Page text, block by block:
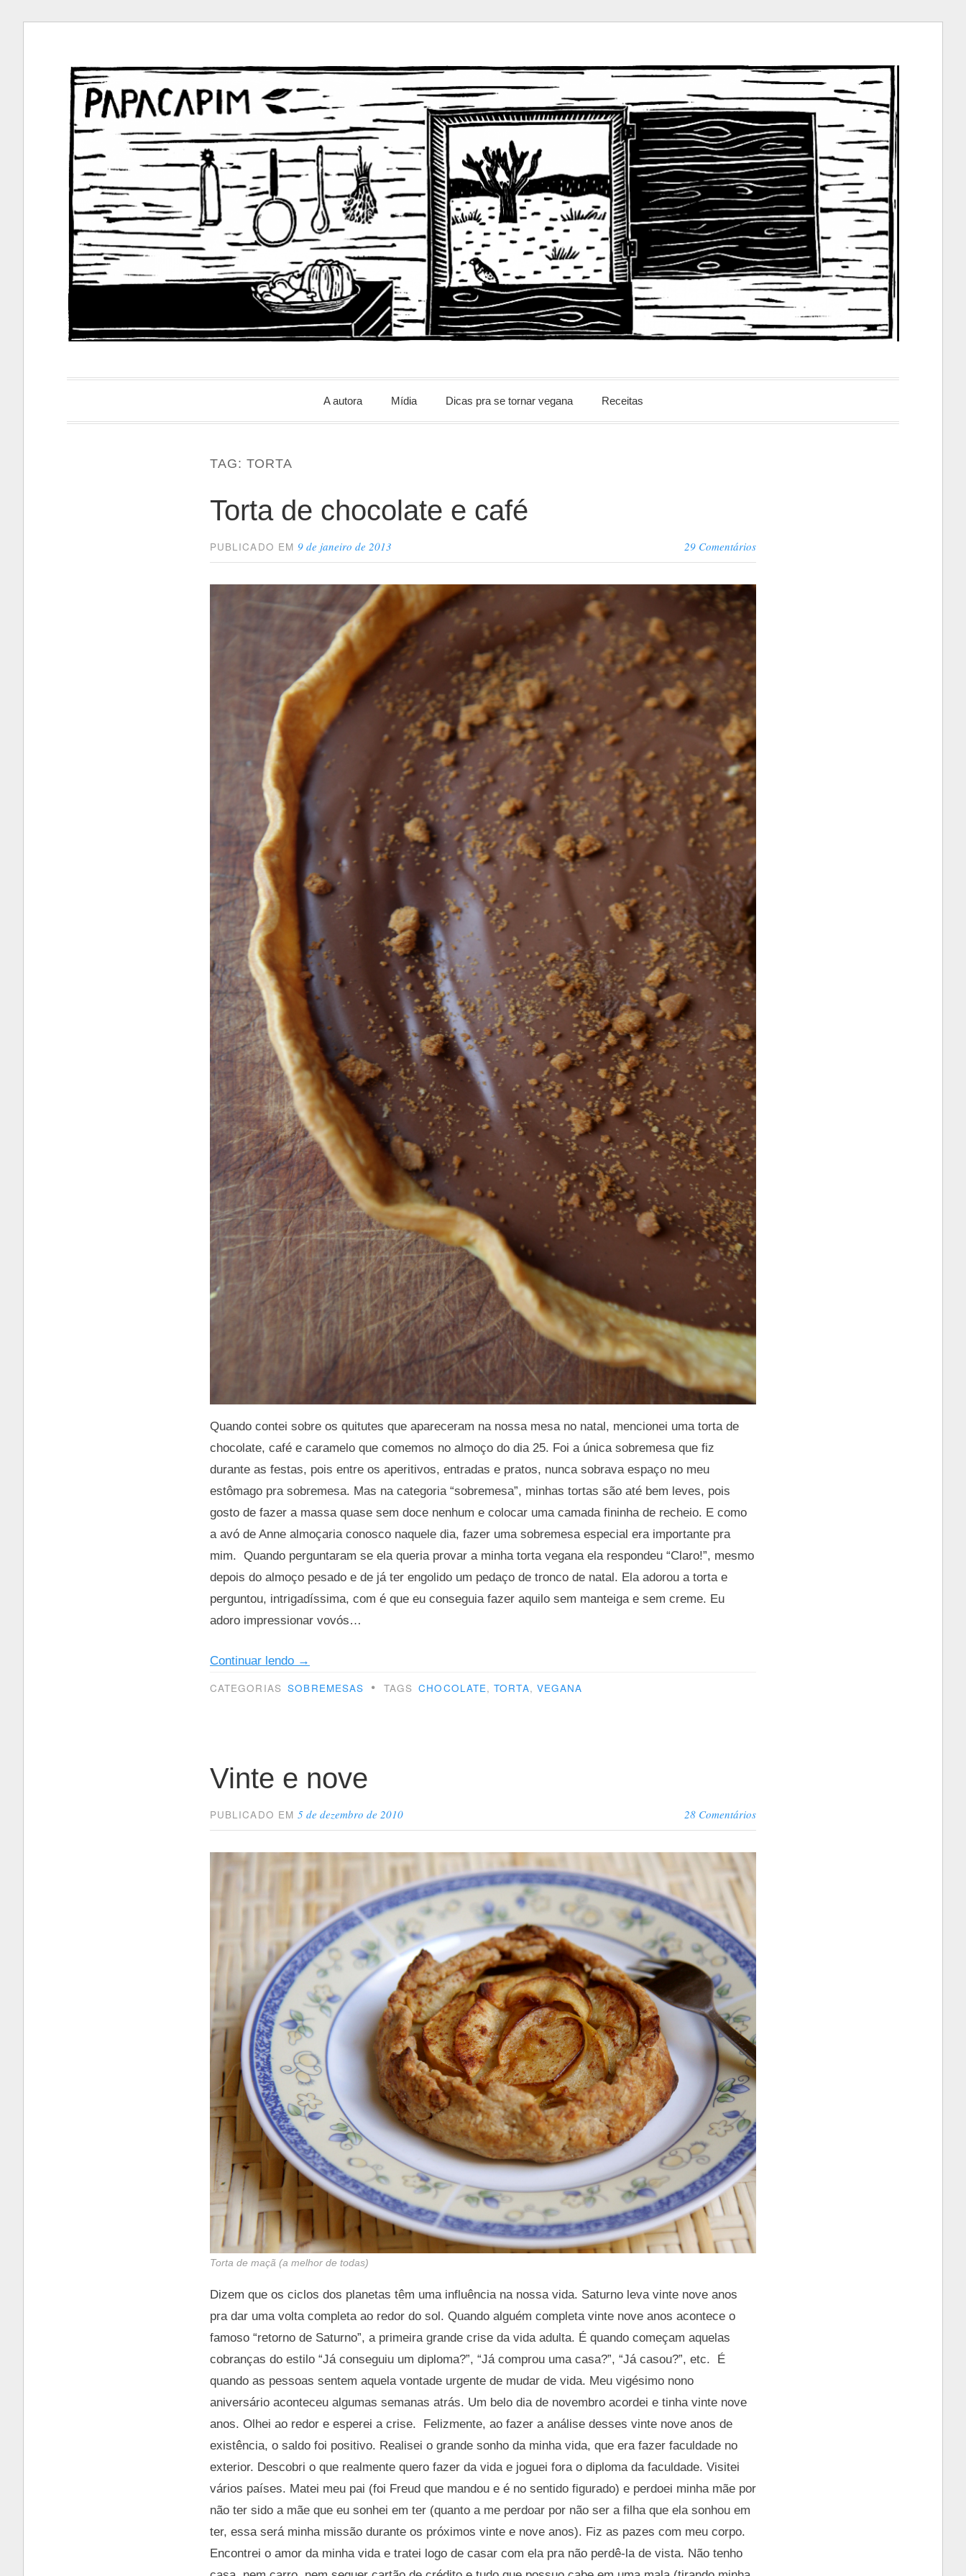
conteúdo
PapacapimA autora Mídia Dicas pra se tornar vegana Receitas
TAG: TORTA
Torta de chocolate e café
PUBLICADO EM9 de janeiro de 2013 29 Comentários
Quando contei sobre os quitutes que apareceram na nossa mesa no natal, mencionei uma torta de
chocolate, café e caramelo que comemos no almoço do dia 25. Foi a única sobremesa que fiz
durante as festas, pois entre os aperitivos, entradas e pratos, nunca sobrava espaço no meu
estômago pra sobremesa. Mas na categoria “sobremesa”, minhas tortas são até bem leves, pois
gosto de fazer a massa quase sem doce nenhum e colocar uma camada fininha de recheio. E como
a avó de Anne almoçaria conosco naquele dia, fazer uma sobremesa especial era importante pra
mim. Quando perguntaram se ela queria provar a minha torta vegana ela respondeu “Claro!”, mesmo
depois do almoço pesado e de já ter engolido um pedaço de tronco de natal. Ela adorou a torta e
perguntou, intrigadíssima, com é que eu conseguia fazer aquilo sem manteiga e sem creme. Eu
adoro impressionar vovós…
Continuar lendo “Torta
de
→
CATEGORIAS SOBREMESAS • TAGS CHOCOLATE,TORTA, VEGANA
Vinte e nove
PUBLICADO EM5 de dezembro de 2010 28 Comentários
Torta de maçã (a melhor de todas)
Dizem que os ciclos dos planetas têm uma influência na nossa vida. Saturno leva vinte nove anos
pra dar uma volta completa ao redor do sol. Quando alguém completa vinte nove anos acontece o
famoso “retorno de Saturno”, a primeira grande crise da vida adulta. É quando começam aquelas
cobranças do estilo “Já conseguiu um diploma?”, “Já comprou uma casa?”, “Já casou?”, etc. É
quando as pessoas sentem aquela vontade urgente de mudar de vida. Meu vigésimo nono
aniversário aconteceu algumas semanas atrás. Um belo dia de novembro acordei e tinha vinte nove
anos. Olhei ao redor e esperei a crise. Felizmente, ao fazer a análise desses vinte nove anos de
existência, o saldo foi positivo. Realisei o grande sonho da minha vida, que era fazer faculdade no
exterior. Descobri o que realmente quero fazer da vida e joguei fora o diploma da faculdade. Visitei
vários países. Matei meu pai (foi Freud que mandou e é no sentido figurado) e perdoei minha mãe por
não ter sido a mãe que eu sonhei em ter (quanto a me perdoar por não ser a filha que ela sonhou em
ter, essa será minha missão durante os próximos vinte e nove anos). Fiz as pazes com meu corpo.
Encontrei o amor da minha vida e tratei logo de casar com ela pra não perdê-la de vista. Não tenho